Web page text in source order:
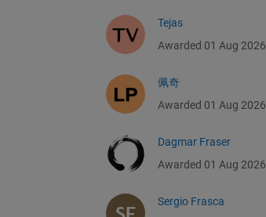
Tejas
Awarded 01 Aug 2026
佩奇
Awarded 01 Aug 2026
Dagmar Fraser
Awarded 01 Aug 2026
Sergio Frasca